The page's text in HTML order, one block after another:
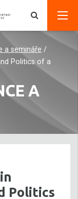
a semináře /
Politics of a
A
Politics